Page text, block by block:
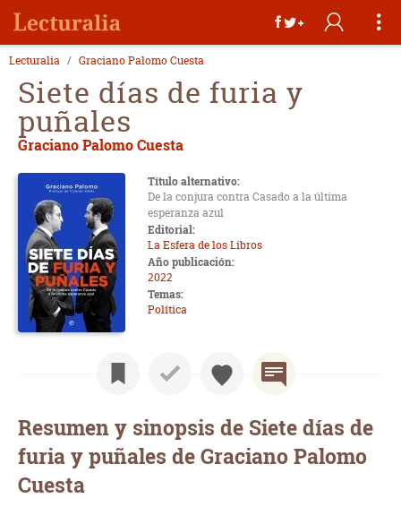
Lecturalia Graciano Palomo Cuesta
Siete días de furia y
puñales
Graciano Palomo Cuesta
Título alternativo:
De la conjura contra Casado a la última
esperanza azul
Editorial:
La Esfera de los Libros
Año publicación:
2022
Temas:
Política
Resumen y sinopsis de Siete días de
furia y puñales de Graciano Palomo
Cuesta